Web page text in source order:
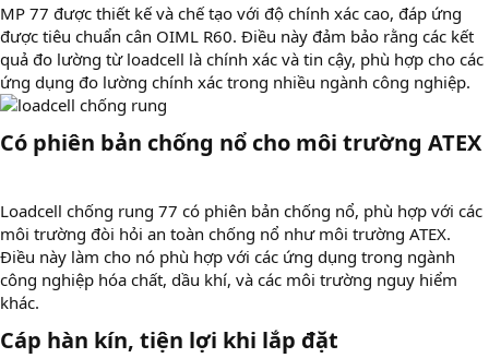
MP 77 được thiết kế và chế tạo với độ chính xác cao, đáp ứng
được tiêu chuẩn cân OIML R60. Điều này đảm bảo rằng các kết
quả đo lường từ loadcell là chính xác và tin cậy, phù hợp cho các
ứng dụng đo lường chính xác trong nhiều ngành công nghiệp.
Có phiên bản chống nổ cho môi trường ATEX
Loadcell chống rung 77 có phiên bản chống nổ, phù hợp với các
môi trường đòi hỏi an toàn chống nổ như môi trường ATEX.
Điều này làm cho nó phù hợp với các ứng dụng trong ngành
công nghiệp hóa chất, dầu khí, và các môi trường nguy hiểm
khác.
Cáp hàn kín, tiện lợi khi lắp đặt